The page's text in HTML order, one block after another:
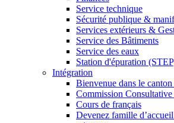
Service technique
Sécurité publique &
Services extérieurs &
Service des Bâtiments
Service des eaux
Station d'épuration
Intégration
Bienvenue dans le canton
Commission Consultative
Cours de français
Devenez famille